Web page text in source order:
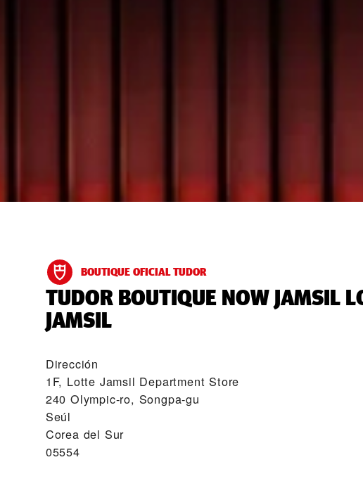
BOUTIQUE OFICIAL TUDOR
‭TUDOR BOUTIQUE NOW JAMSIL
JAMSIL‬
Dirección
1F, Lotte Jamsil Department Store
240 Olympic-ro, Songpa-gu
Seúl
Corea del Sur
05554